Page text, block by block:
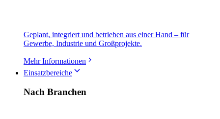
Geplant, integriert und betrieben aus einer Hand – für
Gewerbe, Industrie und Großprojekte.
Mehr Informationen
Einsatzbereiche
Nach Branchen